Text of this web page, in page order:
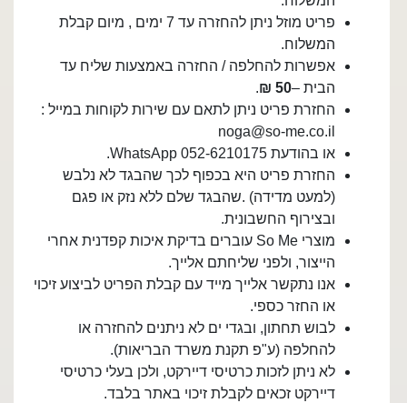
פריט מוזל ניתן להחזרה עד 7 ימים , מיום קבלת
המשלוח.
אפשרות להחלפה / החזרה באמצעות שליח עד
הבית –50 ₪
.
החזרת פריט ניתן לתאם עם שירות לקוחות במייל :
noga@so-me.co.il
או בהודעת WhatsApp 052-6210175.
החזרת פריט היא בכפוף לכך שהבגד לא נלבש
(למעט מדידה) .שהבגד שלם ללא נזק או פגם
ובצירוף החשבונית.
מוצרי So Me עוברים בדיקת איכות קפדנית אחרי
הייצור, ולפני שליחתם אלייך.
אנו נתקשר אלייך מייד עם קבלת הפריט לביצוע זיכוי
או החזר כספי.
לבוש תחתון, ובגדי ים לא ניתנים להחזרה או
להחלפה (ע"פ תקנת משרד הבריאות).
לא ניתן לזכות כרטיסי דיירקט, ולכן בעלי כרטיסי
דיירקט זכאים לקבלת זיכוי באתר בלבד.